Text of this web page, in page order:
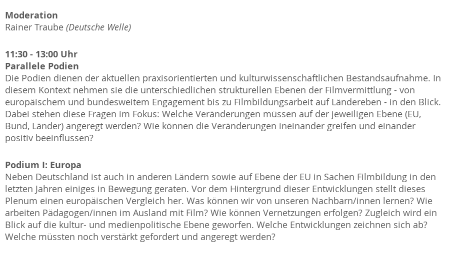
Moderation
Rainer Traube (Deutsche Welle)
11:30 - 13:00 Uhr
Parallele Podien
Die Podien dienen der aktuellen praxisorientierten und kulturwissenschaftlichen Bestandsaufnahme. In
diesem Kontext nehmen sie die unterschiedlichen strukturellen Ebenen der Filmvermittlung - von
europäischem und bundesweitem Engagement bis zu Filmbildungsarbeit auf Ländereben - in den Blick.
Dabei stehen diese Fragen im Fokus: Welche Veränderungen müssen auf der jeweiligen Ebene (EU,
Bund, Länder) angeregt werden? Wie können die Veränderungen ineinander greifen und einander
positiv beeinflussen?
Podium I: Europa
Neben Deutschland ist auch in anderen Ländern sowie auf Ebene der EU in Sachen Filmbildung in den
letzten Jahren einiges in Bewegung geraten. Vor dem Hintergrund dieser Entwicklungen stellt dieses
Plenum einen europäischen Vergleich her. Was können wir von unseren Nachbarn/innen lernen? Wie
arbeiten Pädagogen/innen im Ausland mit Film? Wie können Vernetzungen erfolgen? Zugleich wird ein
Blick auf die kultur- und medienpolitische Ebene geworfen. Welche Entwicklungen zeichnen sich ab?
Welche müssten noch verstärkt gefordert und angeregt werden?